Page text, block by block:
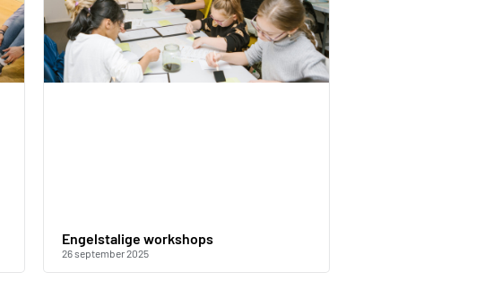
Engelstalige workshops
26 september 2025